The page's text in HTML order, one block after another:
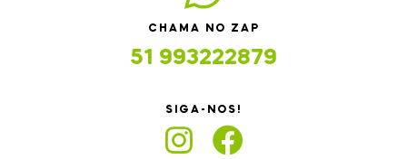
CHAMA NO ZAP
51 993222879
SIGA-NOS!